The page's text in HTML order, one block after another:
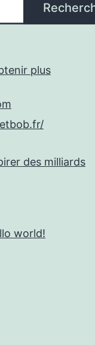
plus
des milliards
world!